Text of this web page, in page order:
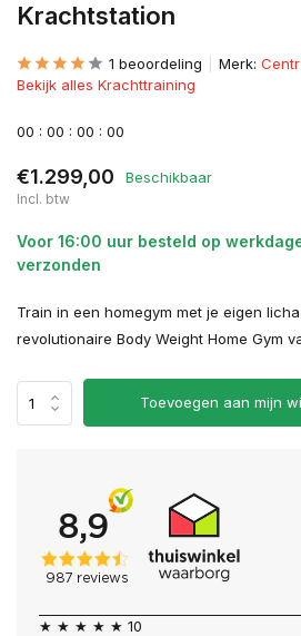
Krachtstation
1 beoordeling Merk: Centr
Bekijk alles Krachttraining
00 : 00 : 00 : 00
€1.299,00 Beschikbaar
Incl. btw
Voor 16:00 uur besteld op
verzonden
Train in een homegym met je eigen
revolutionaire Body Weight Home Gym
Toevoegen aan mijn
★ ★ ★ ★ ★ 10